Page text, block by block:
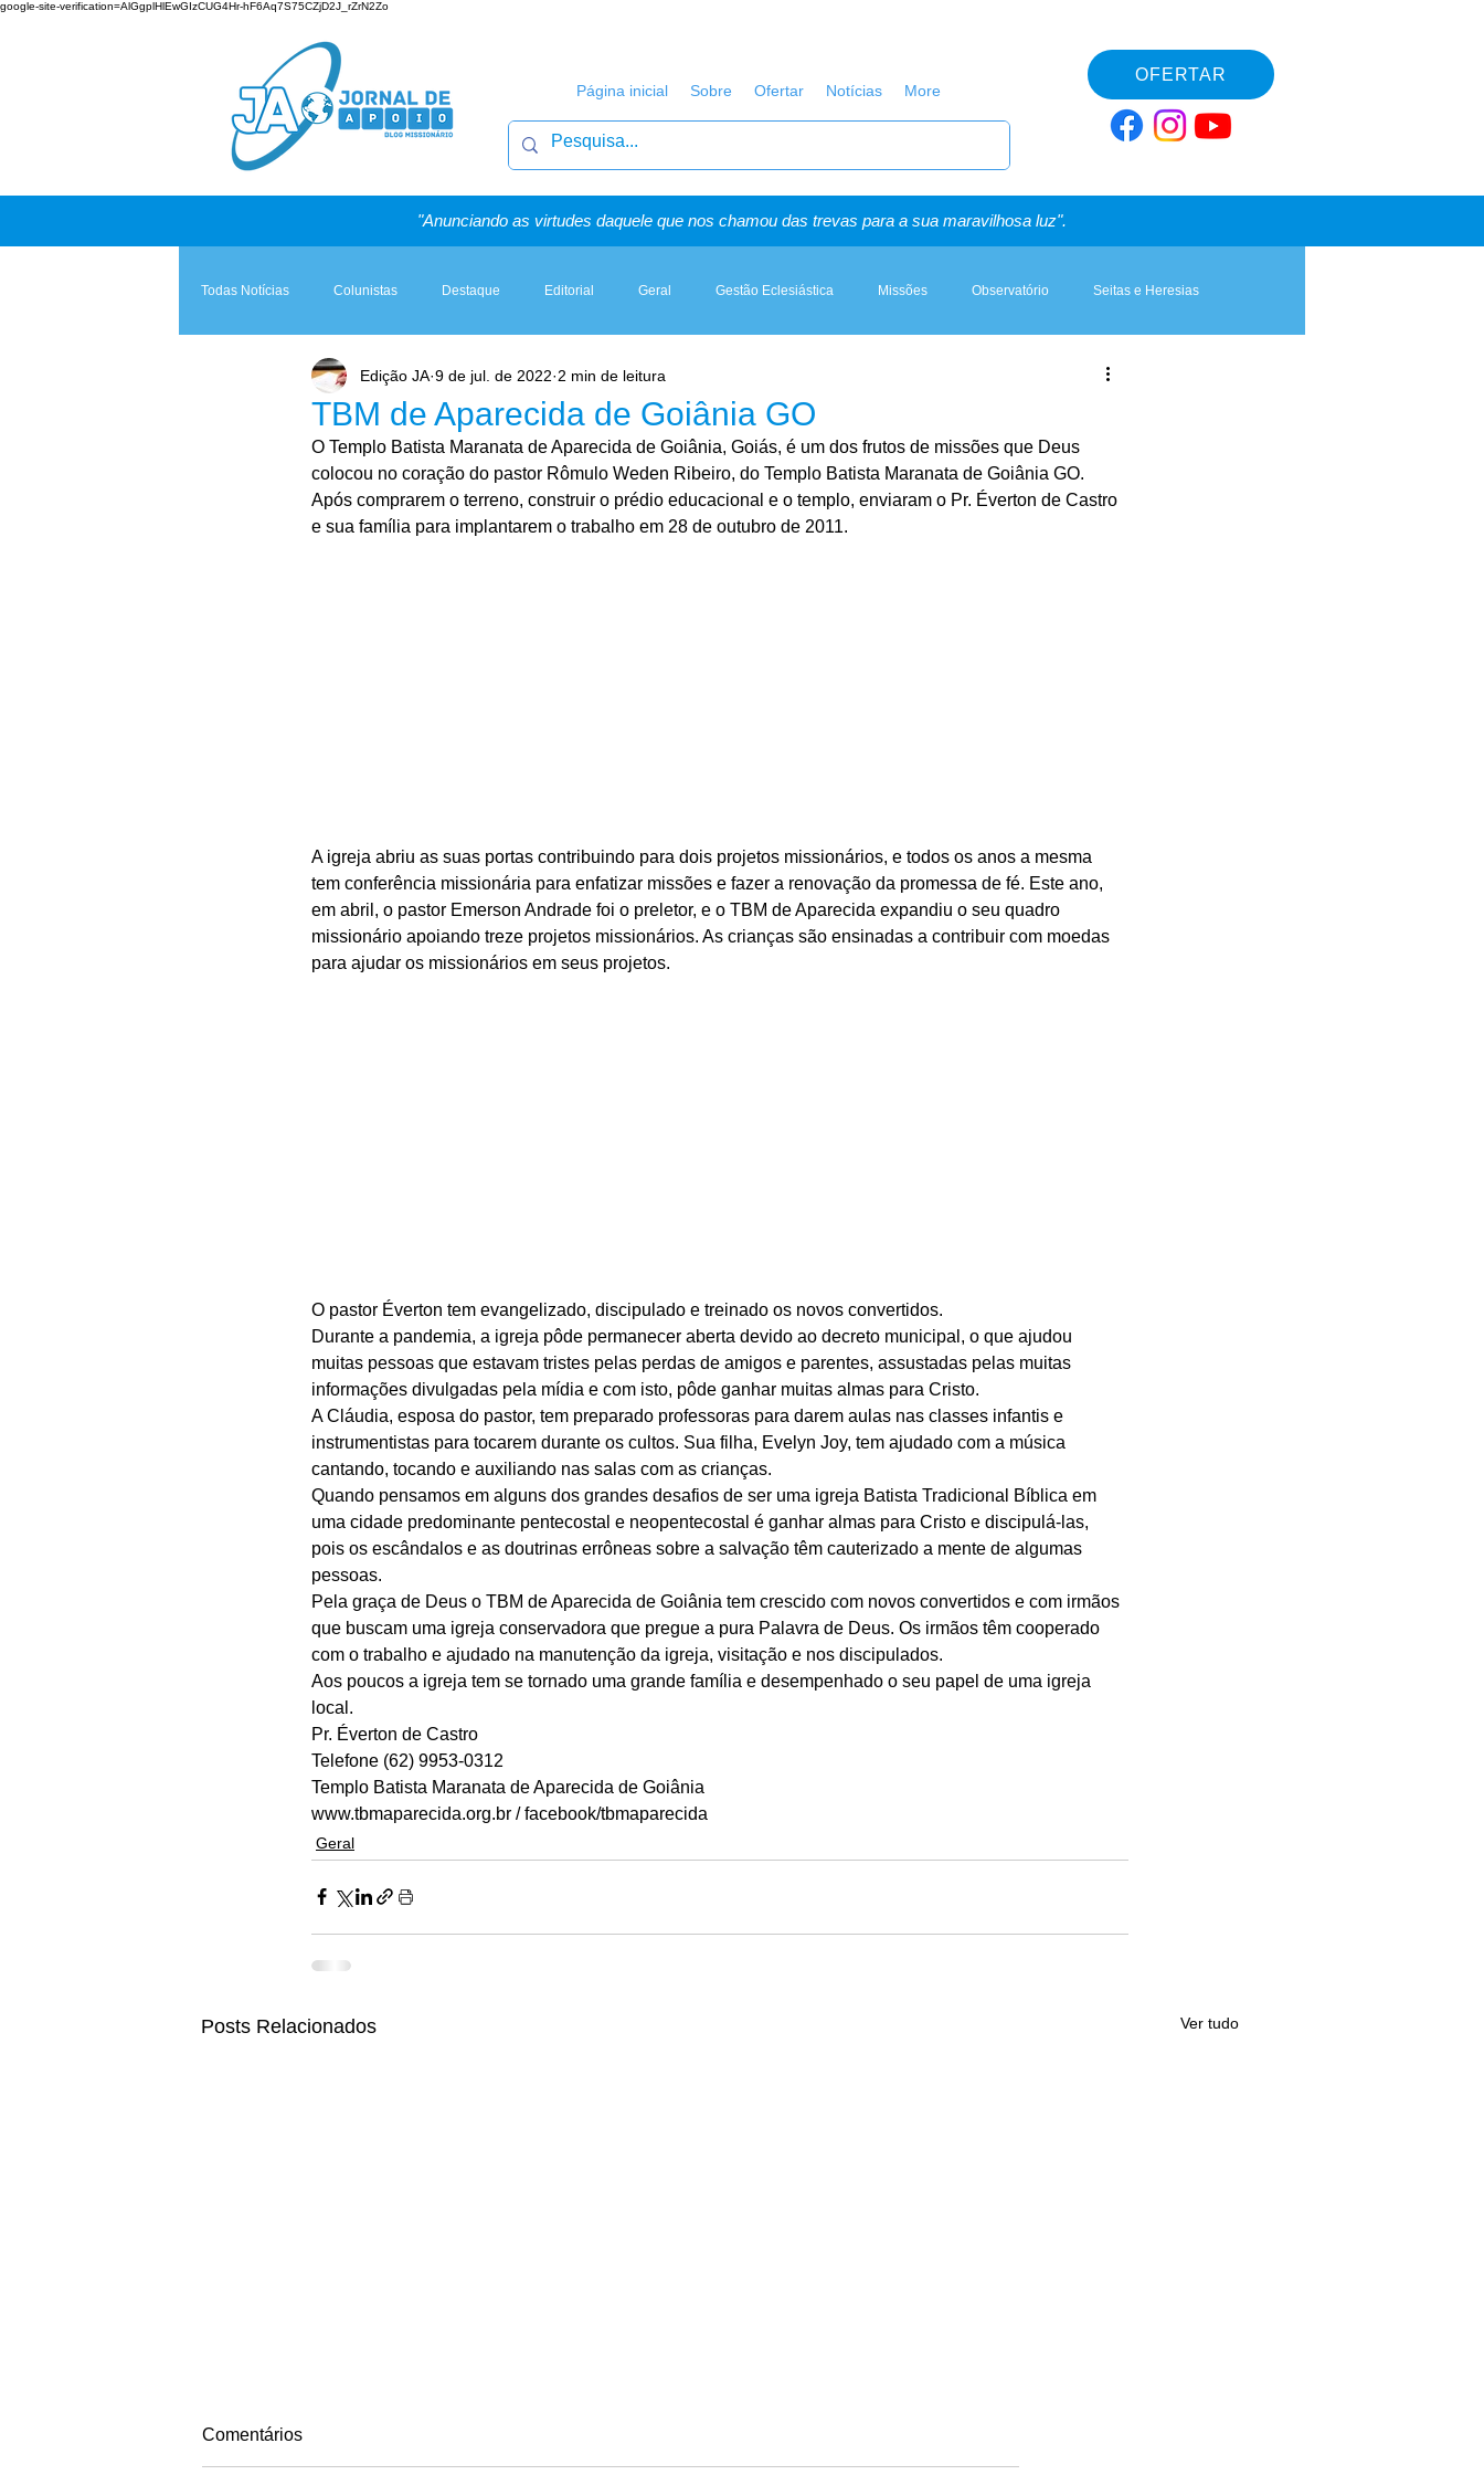
google-site-verification=AlGgplHlEwGIzCUG4Hr-hF6Aq7S75CZjD2J_rZrN2Zo
Página inicial Sobre Ofertar Notícias More
OFERTAR
"Anunciando as virtudes daquele que nos chamou das trevas para a sua maravilhosa luz".
Todas Notícias Colunistas Destaque Editorial Geral Gestão Eclesiástica Missões Observatório Seitas e Heresias
Teologia & Prática A Igreja e a Lei Artigos, Sermões & Esboços
TBM de Aparecida de Goiânia GO
Edição JA 9 de jul. de 2022 2 min de leitura
O Templo Batista Maranata de Aparecida de Goiânia, Goiás, é um dos frutos de missões que Deus
colocou no coração do pastor Rômulo Weden Ribeiro, do Templo Batista Maranata de Goiânia GO.
Após comprarem o terreno, construir o prédio educacional e o templo, enviaram o Pr. Éverton de Castro
e sua família para implantarem o trabalho em 28 de outubro de 2011.
A igreja abriu as suas portas contribuindo para dois projetos missionários, e todos os anos a mesma
tem conferência missionária para enfatizar missões e fazer a renovação da promessa de fé. Este ano,
em abril, o pastor Emerson Andrade foi o preletor, e o TBM de Aparecida expandiu o seu quadro
missionário apoiando treze projetos missionários. As crianças são ensinadas a contribuir com moedas
para ajudar os missionários em seus projetos.
O pastor Éverton tem evangelizado, discipulado e treinado os novos convertidos.
Durante a pandemia, a igreja pôde permanecer aberta devido ao decreto municipal, o que ajudou
muitas pessoas que estavam tristes pelas perdas de amigos e parentes, assustadas pelas muitas
informações divulgadas pela mídia e com isto, pôde ganhar muitas almas para Cristo.
A Cláudia, esposa do pastor, tem preparado professoras para darem aulas nas classes infantis e
instrumentistas para tocarem durante os cultos. Sua filha, Evelyn Joy, tem ajudado com a música
cantando, tocando e auxiliando nas salas com as crianças.
Quando pensamos em alguns dos grandes desafios de ser uma igreja Batista Tradicional Bíblica em
uma cidade predominante pentecostal e neopentecostal é ganhar almas para Cristo e discipulá-las,
pois os escândalos e as doutrinas errôneas sobre a salvação têm cauterizado a mente de algumas
pessoas.
Pela graça de Deus o TBM de Aparecida de Goiânia tem crescido com novos convertidos e com irmãos
que buscam uma igreja conservadora que pregue a pura Palavra de Deus. Os irmãos têm cooperado
com o trabalho e ajudado na manutenção da igreja, visitação e nos discipulados.
Aos poucos a igreja tem se tornado uma grande família e desempenhado o seu papel de uma igreja
local.
Pr. Éverton de Castro
Telefone (62) 9953-0312
Templo Batista Maranata de Aparecida de Goiânia
www.tbmaparecida.org.br / facebook/tbmaparecida
Geral
Posts Relacionados Ver tudo
Comentários